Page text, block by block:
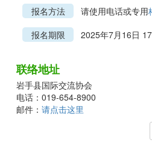
报名方法
请使用电话或专用
报名期限
2025年7月16日
联络地址
岩手县国际交流协会
电话：019-654-8900
邮件： 请点击这里